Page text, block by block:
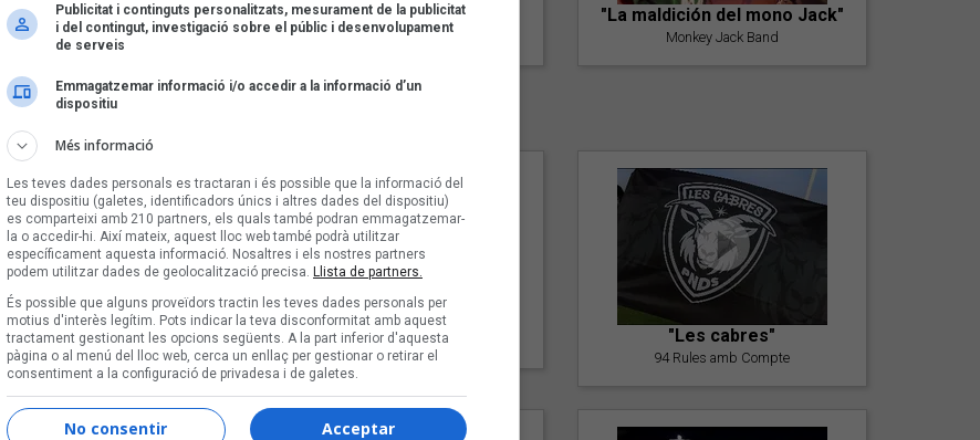
"Amb tu"
"Postlude To A Kiss"
Goran Levi
"La maldición del mono Jack"
Monkey Jack Band
"Lo bueno y lo malo"
Carmen y María
"Posidònia"
Pep Álvarez amb Joan Muntaner
(Xanguito)
"Les cabres"
94 Rules amb Compte
Publicitat i continguts personalitzats, mesurament de la publicitat
i del contingut, investigació sobre el públic i desenvolupament
de serveis
Emmagatzemar informació i/o accedir a la informació d’un
dispositiu
Més informació
Les teves dades personals es tractaran i és possible que la informació del
teu dispositiu (galetes, identificadors únics i altres dades del dispositiu)
es comparteixi amb 210 partners, els quals també podran emmagatzemar-
la o accedir-hi. Així mateix, aquest lloc web també podrà utilitzar
específicament aquesta informació. Nosaltres i els nostres partners
podem utilitzar dades de geolocalització precisa. Llista de partners.
És possible que alguns proveïdors tractin les teves dades personals per
motius d'interès legítim. Pots indicar la teva disconformitat amb aquest
tractament gestionant les opcions següents. A la part inferior d'aquesta
pàgina o al menú del lloc web, cerca un enllaç per gestionar o retirar el
consentiment a la configuració de privadesa i de galetes.
Acceptar
No consentir